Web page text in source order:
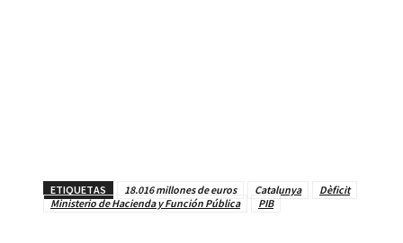
ETIQUETAS 18.016 millones de euros Catalunya
Dèficit
Ministerio de Hacienda y Función Pública
PIB